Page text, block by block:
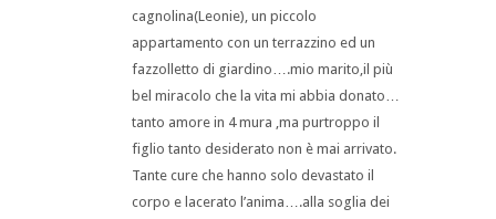
cagnolina(Leonie), un piccolo
appartamento con un terrazzino ed un
fazzolletto di giardino….mio marito,il più
bel miracolo che la vita mi abbia donato…
tanto amore in 4 mura ,ma purtroppo il
figlio tanto desiderato non è mai arrivato.
Tante cure che hanno solo devastato il
corpo e lacerato l’anima….alla soglia dei